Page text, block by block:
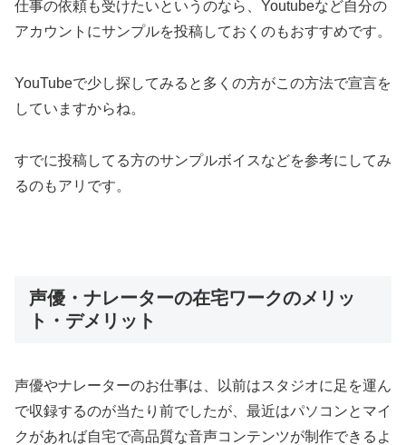
仕事の依頼も受けたいというのなら、Youtubeなど自分の
アカウントにサンプルを投稿しておくのもおすすめです。
YouTubeで少し探してみると多くの方がこの方法で宣言を
していますからね。
すでに投稿してる方のサンプルボイスなどを参考にしてみ
るのもアリです。
声優・ナレーターの在宅ワークのメリッ
ト・デメリット
声優やナレーターのお仕事は、以前はスタジオに足を運ん
で収録するのが当たり前でしたが、最近はパソコンとマイ
クがあれば自宅で高品質な音声コンテンツが制作できるよ